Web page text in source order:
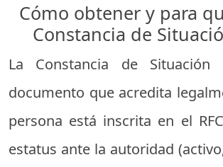
Cómo obtener y para
Constancia de
La Constancia de
documento que acredita
persona está inscrita en el
estatus ante la autoridad